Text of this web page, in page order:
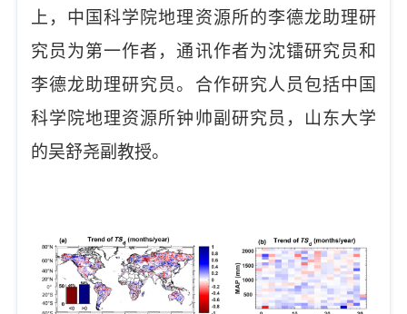
上，中国科学院地理资源所的李德龙助理研
究员为第一作者，通讯作者为沈镭研究员和
李德龙助理研究员。合作研究人员包括中国
科学院地理资源所钟帅副研究员，山东大学
的吴舒尧副教授。